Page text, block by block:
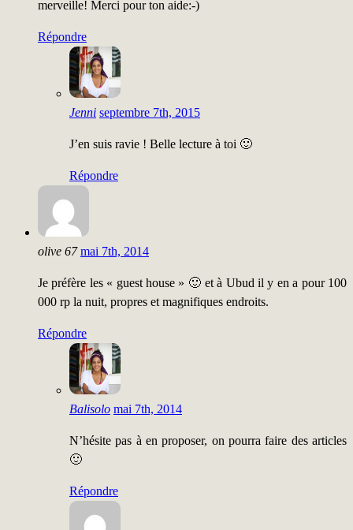
merveille! Merci pour ton aide:-)
Répondre
Jenni septembre 7th, 2015
J’en suis ravie ! Belle lecture à toi 🙂
Répondre
olive 67 mai 7th, 2014
Je préfère les « guest house » 🙂 et à Ubud il y en a pour 100
000 rp la nuit, propres et magnifiques endroits.
Répondre
Balisolo mai 7th, 2014
N’hésite pas à en proposer, on pourra faire des articles
🙂
Répondre